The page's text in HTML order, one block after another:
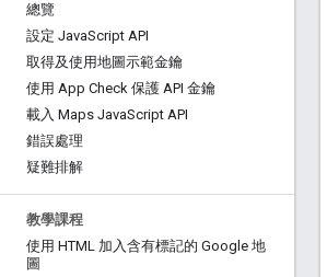
總覽
設定 JavaScript API
取得及使用地圖示範金鑰
使用 App Check 保護 API 金鑰
載入 Maps JavaScript API
錯誤處理
疑難排解
教學課程
使用 HTML 加入含有標記的 Google 地
圖